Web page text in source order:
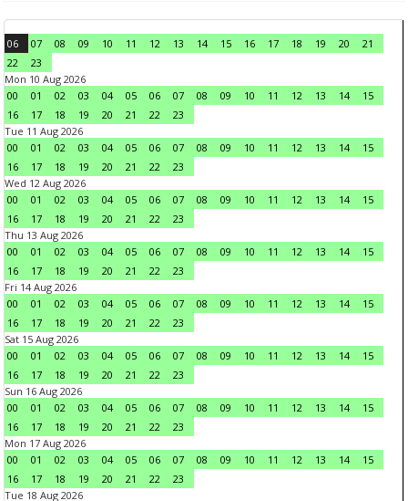
06 07 08 09 10 11 12 13 14 15 16 17 18 19 20
21
22
23
Mon 10 Aug 2026
00
01 02 03 04 05 06 07 08 09 10 11 12 13 14
15
16
17 18 19 20 21 22
23
Tue 11 Aug 2026
00
01 02 03 04 05 06 07 08 09 10 11 12 13 14
15
16
17 18 19 20 21 22
23
Wed 12 Aug 2026
00
01 02 03 04 05 06 07 08 09 10 11 12 13 14
15
16
17 18 19 20 21 22
23
Thu 13 Aug 2026
00
01 02 03 04 05 06 07 08 09 10 11 12 13 14
15
16
17 18 19 20 21 22
23
Fri 14 Aug 2026
00
01 02 03 04 05 06 07 08 09 10 11 12 13 14
15
16
17 18 19 20 21 22
23
Sat 15 Aug 2026
00
01 02 03 04 05 06 07 08 09 10 11 12 13 14
15
16
17 18 19 20 21 22
23
Sun 16 Aug 2026
00
01 02 03 04 05 06 07 08 09 10 11 12 13 14
15
16
17 18 19 20 21 22
23
Mon 17 Aug 2026
00
01 02 03 04 05 06 07 08 09 10 11 12 13 14
15
16
17 18 19 20 21 22
23
Tue 18 Aug 2026